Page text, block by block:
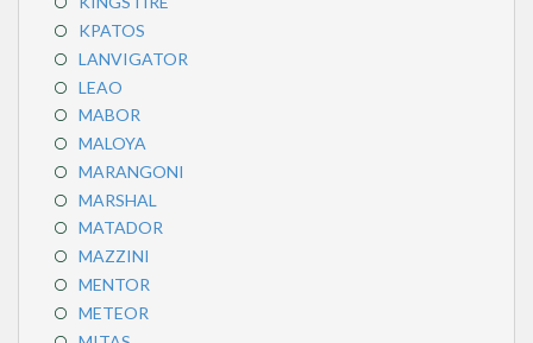
KPATOS
LANVIGATOR
LEAO
MABOR
MALOYA
MARANGONI
MARSHAL
MATADOR
MAZZINI
MENTOR
METEOR